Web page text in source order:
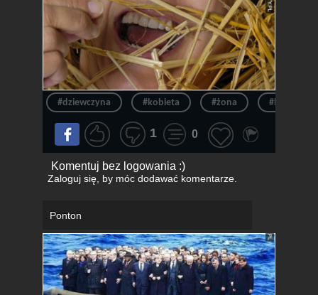
#dziewczyna #kobieta #żona #laska
1 0
Komentuj bez logowania :)
Zaloguj się, by móc dodawać komentarze.
Ponton